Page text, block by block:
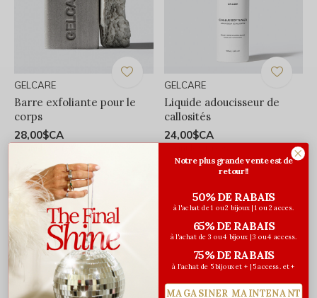
GELCARE
Barre exfoliante pour le
corps
28,00$CA
GELCARE
Liquide adoucisseur de
callosités
24,00$CA
Notre plus grande vente est de
retour!!
50% DE RABAIS
à l'achat de 1 ou 2 bijoux | 1 ou 2 acces.
65% DE RABAIS
à l'achat de 3 ou 4 bijoux | 3 ou 4 access.
75% DE RABAIS
à l'achat de 5 bijoux et + | 5 access. et +
MAGASINER MAINTENANT